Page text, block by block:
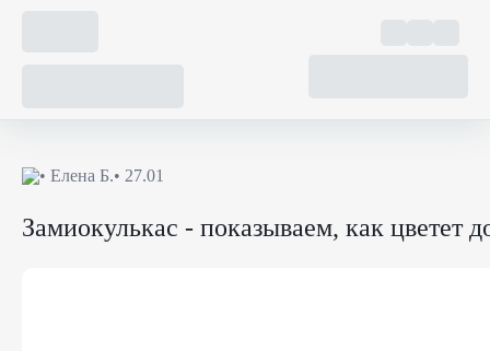
• Елена Б.• 27.01
Замиокулькас - показываем, как цветет